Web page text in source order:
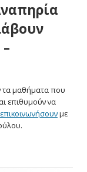
τα μαθήματα που
επιθυμούν να
επικοινωνήσουνμε